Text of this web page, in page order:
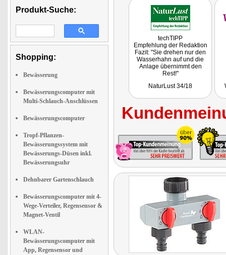
Produkt-Suche:
Shopping:
Bewässerung
Bewässerungscomputer mit
Multi-Schlauch-Anschlüssen
Bewässerungscomputer
Tropf-Pflanzen-
Bewässerungssystem mit
Bewässerungs-Düsen inkl.
Bewässerungsuhr
Dehnbarer Gartenschlauch
Bewässerungscomputer mit 4-
Wege-Verteiler, Regensensor &
Magnet-Ventil
WLAN-
Bewässerungscomputer mit
App, Regensensor und
techTIPP
Empfehlung der Redaktion
Fazit: "Sie drehen nur den
Wasserhahn auf und die
Anlage übernimmt den
Rest!"
Bewässerungscomputer
NaturLust 34/18